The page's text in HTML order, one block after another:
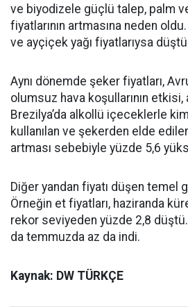
ve biyodizele güçlü talep, palm
fiyatlarının artmasına neden
ve ayçiçek yağı fiyatlarıysa
Aynı dönemde şeker fiyatları,
olumsuz hava koşullarının etkisi,
Brezilya’da alkollü içeceklerle
kullanılan ve şekerden elde
artması sebebiyle yüzde 5,6
Diğer yandan fiyatı düşen temel
Örneğin et fiyatları, haziranda
rekor seviyeden yüzde 2,8
da temmuzda az da indi.
Kaynak: DW TÜRKÇE